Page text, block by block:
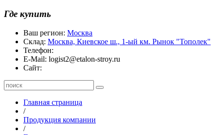
Где купить
Ваш регион: Москва
Склад: Москва, Киевское ш., 1-ый км. Рынок "Тополек"
Телефон:
E-Mail: logist2@etalon-stroy.ru
Сайт:
Главная страница
/
Продукция компании
/